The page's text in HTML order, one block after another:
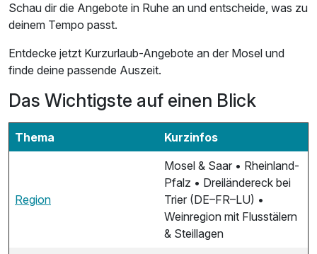
Schau dir die Angebote in Ruhe an und entscheide, was zu
deinem Tempo passt.
Entdecke jetzt Kurzurlaub-Angebote an der Mosel und
finde deine passende Auszeit.
Das Wichtigste auf einen Blick
Thema Kurzinfos
Region
Mosel & Saar • Rheinland-
Pfalz • Dreiländereck bei
Trier (DE–FR–LU) •
Weinregion mit Flusstälern
& Steillagen